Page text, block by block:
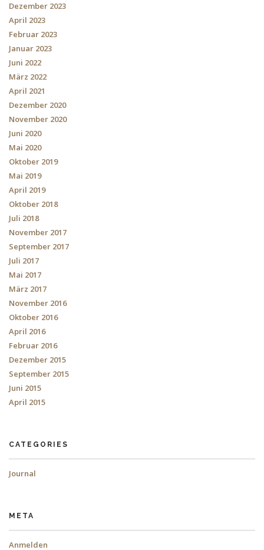
Dezember 2023
April 2023
Februar 2023
Januar 2023
Juni 2022
März 2022
April 2021
Dezember 2020
November 2020
Juni 2020
Mai 2020
Oktober 2019
Mai 2019
April 2019
Oktober 2018
Juli 2018
November 2017
September 2017
Juli 2017
Mai 2017
März 2017
November 2016
Oktober 2016
April 2016
Februar 2016
Dezember 2015
September 2015
Juni 2015
April 2015
CATEGORIES
Journal
META
Anmelden